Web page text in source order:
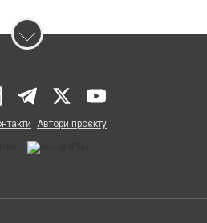
Автори проєкту